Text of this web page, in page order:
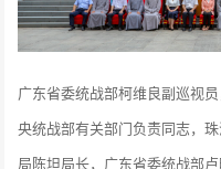
广东省委统战部柯维良副巡视
央统战部有关部门负责同志，
局陈坦局长，广东省委统战部